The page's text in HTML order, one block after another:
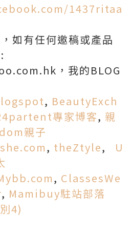
1437ritaa
如有任何邀稿或產品
，我的BLOG
, BeautyExch
專家博客, 親
親子
she.com, theZtyle, U
, ClassesWe
, Mamibuy駐站部落
4)